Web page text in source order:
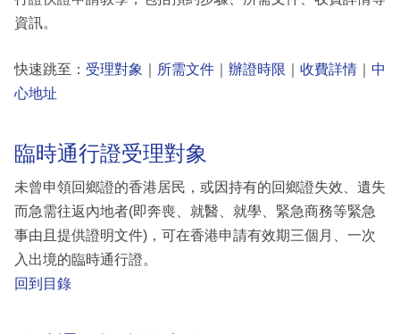
資訊。
快速跳至： 受理對象 所需文件 辦證時限 收費詳情
中
心地址
臨時通行證受理對象
未曾申領回鄉證的香港居民，或因持有的回鄉證失效、遺失
而急需往返內地者(即奔喪、就醫、就學、緊急商務等緊急
事由且提供證明文件)，可在香港申請有效期三個月、一次
入出境的臨時通行證。
回到目錄